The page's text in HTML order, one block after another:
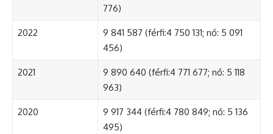
776)
2022
9 841 587 (férfi:4 750 131; nő: 5 091
456)
2021
9 890 640 (férfi:4 771 677; nő: 5 118
963)
2020
9 917 344 (férfi:4 780 849; nő: 5 136
495)